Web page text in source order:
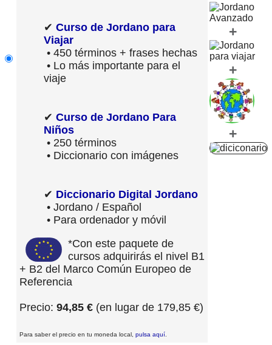
✔ Curso de Jordano para
Viajar
• 450 términos + frases hechas
• Lo más importante para el
viaje
✔ Curso de Jordano Para
Niños
• 250 términos
• Diccionario con imágenes
✔ Diccionario Digital Jordano
• Jordano / Español
• Para ordenador y móvil
*Con este paquete de
cursos adquirirás el nivel B1
+ B2 del Marco Común Europeo de
Referencia
Precio: 94,85 € (en lugar de 179,85 €)
Para saber el precio en tu moneda local, pulsa aquí.
+
+
+